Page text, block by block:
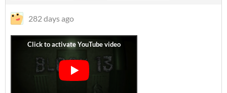
282 days ago